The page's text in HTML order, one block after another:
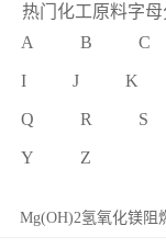
热门化工原料字母
A
B C
I J K
Q R S
Y Z
Mg(OH)2氢氧化镁阻